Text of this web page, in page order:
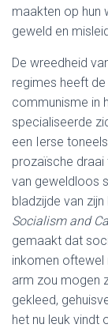
maakten op hun
geweld en
De wreedheid
regimes heeft
communisme in
specialiseerde
een Ierse
prozaïsche draai
van geweldloos
bladzijde van
Socialism and
gemaakt dat
inkomen oftewel
arm zou mogen
gekleed,
het nu leuk vindt